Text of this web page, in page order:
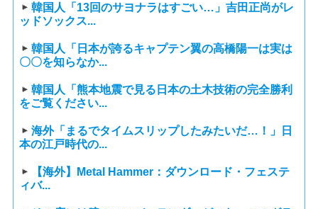
韓国人「13回のサヨナラはすごい…」吉田正尚がレ
ッドソックス...
韓国人「日本が誇るキャプテン翼の高橋陽一は実は
〇〇を知らなか...
韓国人「熊本地震で見る日本の土木技術の完全勝利
をご覧ください...
海外「まるでタイムスリップしたみたいだ…！」日
本の江戸時代の...
【海外】Metal Hammer：ダウンロード・フェステ
ィバ...